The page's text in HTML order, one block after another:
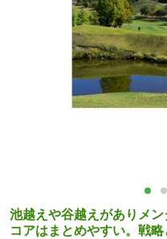
池越えや谷越えがありメ
コアはまとめやすい。戦